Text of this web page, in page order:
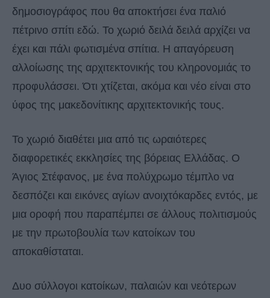
δημοσιογράφος που θα αποκτήσει ένα παλιό
πέτρινο σπίτι εδώ. Το χωριό δειλά δειλά αρχίζει να
έχει και πάλι φωτισμένα σπίτια. Η απαγόρευση
αλλοίωσης της αρχιτεκτονικής του κληρονομιάς το
προφυλάσσει. Ότι χτίζεται, ακόμα και νέο είναι στο
ύφος της μακεδονίτικης αρχιτεκτονικής τους.
Το χωριό διαθέτει μια από τις ωραιότερες
διαφορετικές εκκλησίες της βόρειας Ελλάδας. Ο
Άγιος Στέφανος, με ένα πολύχρωμο τέμπλο να
δεσπόζει και εικόνες αγίων ανοιχτόκαρδες εντός, με
μια οροφή που παραπέμπει σε άλλους πολιτισμούς
με την πρωτοβουλία των κατοίκων του
αποκαθίσταται.
Δυο σύλλογοι κατοίκων, παλαιών και νεότερων